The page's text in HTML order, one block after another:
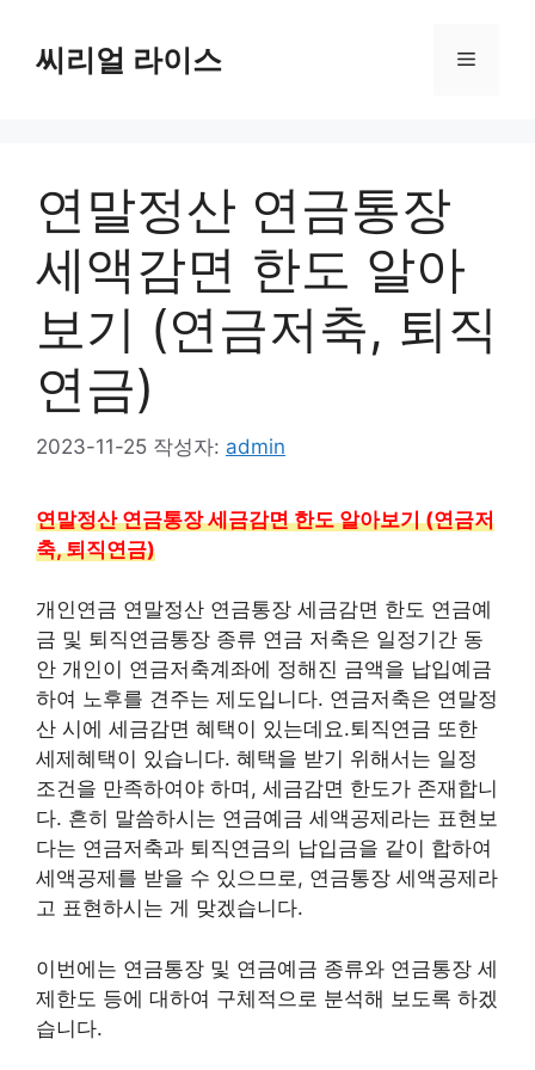
씨리얼 라이스 메
연말정산 연금통장
세액감면 한도 알아
보기 (연금저축, 퇴직
연금)
2023-11-25 작성자: admin
연말정산 연금통장 세금감면 한도 알아보기 (연금저
축, 퇴직연금)
개인연금 연말정산 연금통장 세금감면 한도 연금예
금 및 퇴직연금통장 종류 연금 저축은 일정기간 동
안 개인이 연금저축계좌에 정해진 금액을 납입예금
하여 노후를 견주는 제도입니다. 연금저축은 연말정
산 시에 세금감면 혜택이 있는데요.퇴직연금 또한
세제혜택이 있습니다. 혜택을 받기 위해서는 일정
조건을 만족하여야 하며, 세금감면 한도가 존재합니
다. 흔히 말씀하시는 연금예금 세액공제라는 표현보
다는 연금저축과 퇴직연금의 납입금을 같이 합하여
세액공제를 받을 수 있으므로, 연금통장 세액공제라
고 표현하시는 게 맞겠습니다.
이번에는 연금통장 및 연금예금 종류와 연금통장 세
제한도 등에 대하여 구체적으로 분석해 보도록 하겠
습니다.